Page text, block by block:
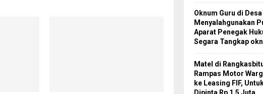
Oknum Guru di
Menyalahgunakan
Aparat Penegak
Segara Tangkap
Matel di
Rampas Motor
ke Leasing FIF,